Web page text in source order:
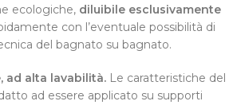
ecologiche, diluibile esclusivamente
con l’eventuale possibilità di
del bagnato su bagnato.
ad alta lavabilità. Le caratteristiche del
ad essere applicato su supporti